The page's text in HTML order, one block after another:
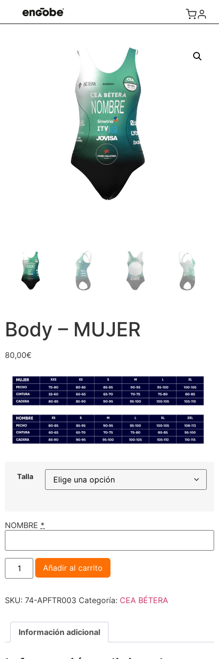
Body – MUJER
80,00€
Talla
NOMBRE *
Añadir al carrito
SKU: 74-APFTR003 Categoría: CEA BÉTERA
Información adicional